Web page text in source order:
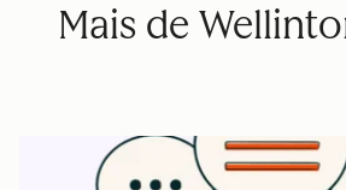
Mais de